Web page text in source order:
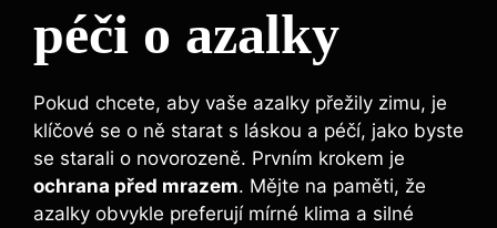
péči⁢ o azalky
Pokud​ chcete, aby vaše⁢ azalky ⁤přežily zimu,⁢ je
klíčové se o ně starat s láskou⁣ a péčí, jako‍ byste
se starali o novorozeně. Prvním ⁤krokem je
ochrana‍ před mrazem.‍ Mějte na paměti, že⁢
azalky obvykle preferují mírné‌ klima a silné⁢